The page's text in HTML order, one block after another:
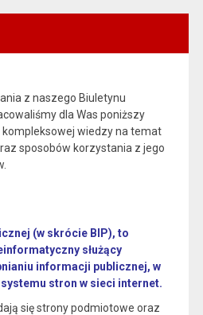
z naszego Biuletynu
dla Was poniższy
wiedzy na temat
sposobów korzystania z jego
(w skrócie BIP), to
służący
informacji publicznej, w
stron w sieci internet.
się strony podmiotowe oraz